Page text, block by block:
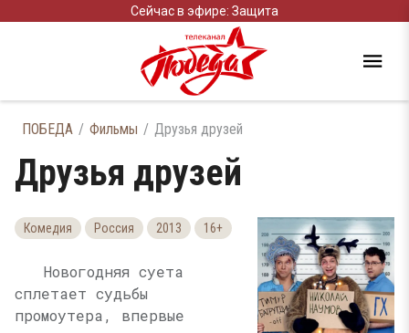
Сейчас в эфире: Защита
ПОБЕДА Фильмы Друзья друзей
Друзья друзей
Комедия Россия 2013 16+
Новогодняя суета
сплетает судьбы
промоутера, впервые